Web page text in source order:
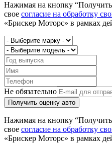
Нажимая на кнопку
свое согласие на обработку
«Брискер Моторс» в рамках
Не обязательно
Получить оценку авто
Нажимая на кнопку
свое согласие на обработку
«Брискер Моторс» в рамках